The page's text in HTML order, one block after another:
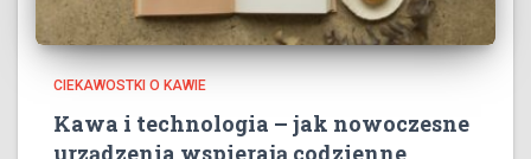
CIEKAWOSTKI O KAWIE
Kawa i technologia – jak nowoczesne
urządzenia wspierają codzienne